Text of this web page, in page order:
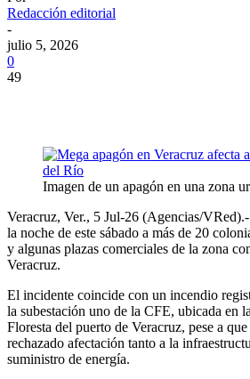
Redacción editorial
-
julio 5, 2026
0
49
Imagen de un apagón en una zona
Veracruz, Ver., 5 Jul-26 (Agencias/
la noche de este sábado a más de 20
y algunas plazas comerciales de la zona
Veracruz.
El incidente coincide con un incendio
la subestación uno de la CFE, ubicada en
Floresta del puerto de Veracruz, pese a
rechazado afectación tanto a la
suministro de energía.